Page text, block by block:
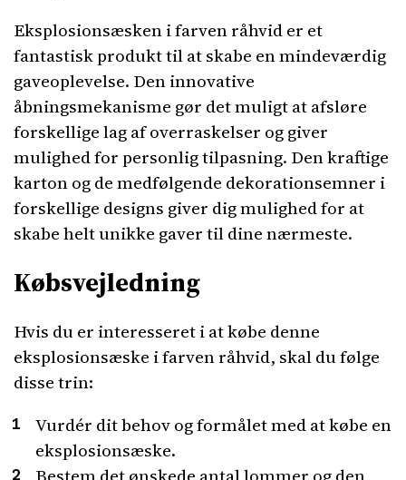
Eksplosionsæsken i farven råhvid er et
fantastisk produkt til at skabe en mindeværdig
gaveoplevelse. Den innovative
åbningsmekanisme gør det muligt at afsløre
forskellige lag af overraskelser og giver
mulighed for personlig tilpasning. Den kraftige
karton og de medfølgende dekorationsemner i
forskellige designs giver dig mulighed for at
skabe helt unikke gaver til dine nærmeste.
Købsvejledning
Hvis du er interesseret i at købe denne
eksplosionsæske i farven råhvid, skal du følge
disse trin:
Vurdér dit behov og formålet med at købe en
eksplosionsæske.